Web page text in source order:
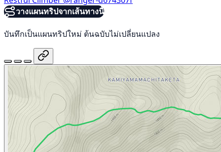
วางแผนทริปจากเส้นทางนี้
บันทึกเป็นแผนทริปใหม่ ต้นฉบับไม่เปลี่ยนแปลง